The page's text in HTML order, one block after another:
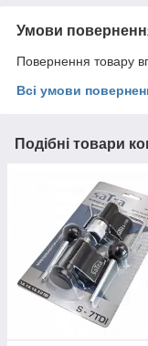
Умови
Повернення товару
Всі умови
Подібні товари